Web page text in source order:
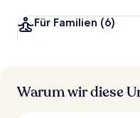
Für Familien (6)
Warum wir diese